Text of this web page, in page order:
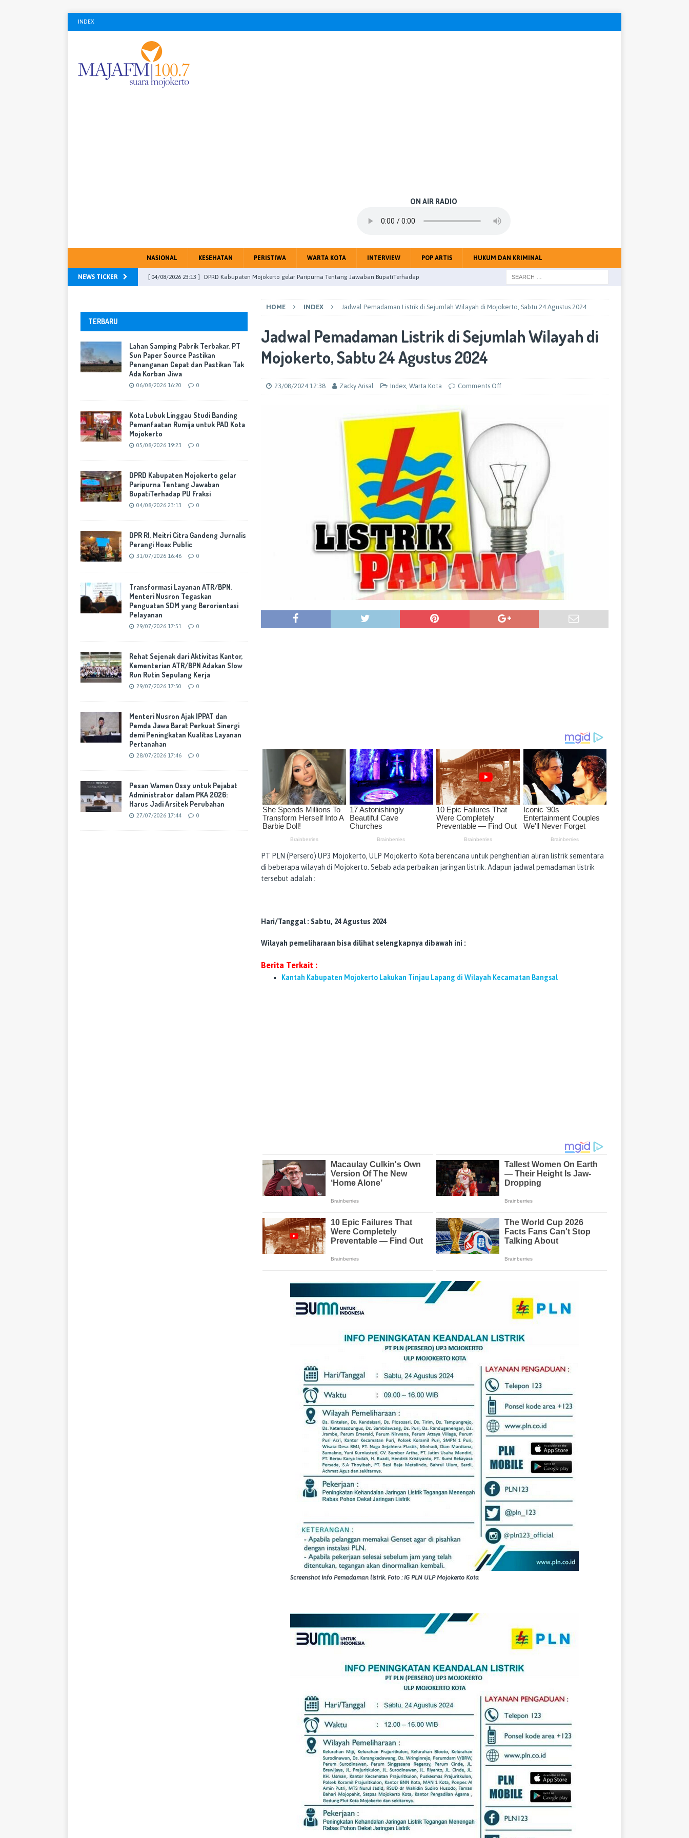
INDEX
ON AIR RADIO
NASIONAL KESEHATAN PERISTIWA WARTA KOTA INTERVIEW POP ARTIS HUKUM DAN KRIMINAL
NEWS TICKER [ 04/08/2026 23:13 ] DPRD Kabupaten Mojokerto gelar Paripurna Tentang Jawaban BupatiTerhadap
[ 31/07/2026 16:46 ] DPR RI, Meitri Citra Gandeng Jurnalis Perangi Hoax Public
Transformasi Layanan ATR/BPN, Menteri Nusron Tegaskan Penguatan SDM
yang Berorientasi Pelayanan INDEX
[ 06/08/2026 16:20 ] Lahan Samping Pabrik Terbakar, PT Sun Paper Source Pastikan Penanganan
Cepat dan Pastikan Tak Ada Korban Jiwa PERISTIWA
Mojokerto WARTA KOTA
HOME INDEX Jadwal Pemadaman Listrik di Sejumlah Wilayah di Mojokerto, Sabtu 24 Agustus 2024
Jadwal Pemadaman Listrik di Sejumlah Wilayah di
Mojokerto, Sabtu 24 Agustus 2024
23/08/2024 12:38 Zacky Arisal Index, Warta Kota Comments Off
PT PLN (Persero) UP3 Mojokerto, ULP Mojokerto Kota berencana untuk penghentian aliran listrik sementara
di beberapa wilayah di Mojokerto. Sebab ada perbaikan jaringan listrik. Adapun jadwal pemadaman listrik
tersebut adalah :
Hari/Tanggal : Sabtu, 24 Agustus 2024
Wilayah pemeliharaan bisa dilihat selengkapnya dibawah ini :
Berita Terkait :
Kantah Kabupaten Mojokerto Lakukan Tinjau Lapang di Wilayah Kecamatan Bangsal
Screenshot Info Pemadaman listrik. Foto : IG PLN ULP Mojokerto Kota
TERBARU
Lahan Samping Pabrik Terbakar, PT
Sun Paper Source Pastikan
Penanganan Cepat dan Pastikan Tak
Ada Korban Jiwa
06/08/2026 16:20 0
Kota Lubuk Linggau Studi Banding
Pemanfaatan Rumija untuk PAD Kota
Mojokerto
05/08/2026 19:23 0
DPRD Kabupaten Mojokerto gelar
Paripurna Tentang Jawaban
BupatiTerhadap PU Fraksi
04/08/2026 23:13 0
DPR RI, Meitri Citra Gandeng Jurnalis
Perangi Hoax Public
31/07/2026 16:46 0
Transformasi Layanan ATR/BPN,
Menteri Nusron Tegaskan
Penguatan SDM yang Berorientasi
Pelayanan
29/07/2026 17:51 0
Rehat Sejenak dari Aktivitas Kantor,
Kementerian ATR/BPN Adakan Slow
Run Rutin Sepulang Kerja
29/07/2026 17:50 0
Menteri Nusron Ajak IPPAT dan
Pemda Jawa Barat Perkuat Sinergi
demi Peningkatan Kualitas Layanan
Pertanahan
28/07/2026 17:46 0
Pesan Wamen Ossy untuk Pejabat
Administrator dalam PKA 2026:
Harus Jadi Arsitek Perubahan
27/07/2026 17:44 0